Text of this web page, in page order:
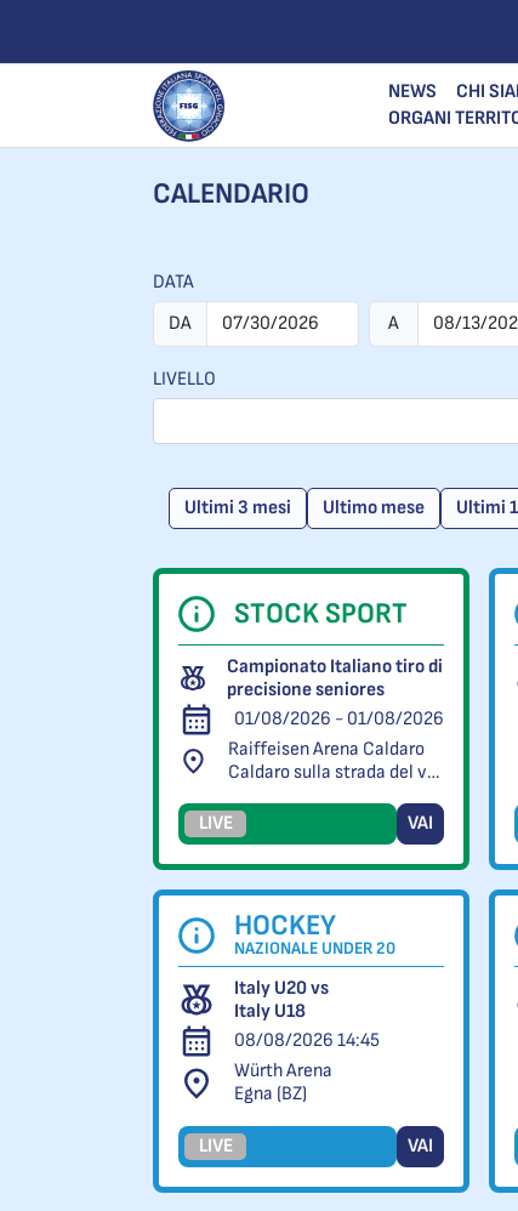
NEWS CHI
ORGANI
CALENDARIO
DATA
DA
A
LIVELLO
Ultimi 3 mesi Ultimo mese Ultimi
STOCK SPORT
Campionato Italiano tiro di
precisione seniores
01/08/2026 - 01/08/2026
Raiffeisen Arena Caldaro
Caldaro sulla strada del vino (BZ)
LIVE VAI
HOCKEY
NAZIONALE UNDER 20
Italy U20 vs
Italy U18
08/08/2026 14:45
Würth Arena
Egna (BZ)
LIVE VAI